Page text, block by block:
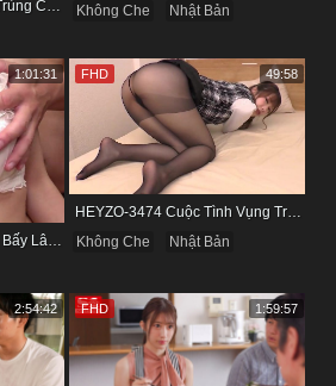
Không Che
Nhật Bản
HEYZO-3602 Sự Cô Đơn Bấy Lâu Biến Haruka Thành Con Điếm Sành Sỏi
1:01:31
HEYZO-3474 Cuộc Tình Vụng Trộm Cùng Cô Nàng Mảnh Mai Minami Fujii
Không Che
Nhật Bản
FHD 49:58
2:54:42 FHD 1:59:57